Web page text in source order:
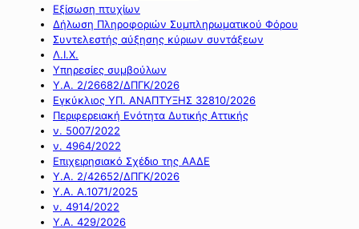
Εξίσωση πτυχίων
Δήλωση Πληροφοριών Συμπληρωματικού Φόρου
Συντελεστής αύξησης κύριων συντάξεων
Λ.Ι.Χ.
Υπηρεσίες συμβούλων
Υ.Α. 2/26682/ΔΠΓΚ/2026
Εγκύκλιος ΥΠ. ΑΝΑΠΤΥΞΗΣ 32810/2026
Περιφερειακή Ενότητα Δυτικής Αττικής
ν. 5007/2022
ν. 4964/2022
Επιχειρησιακό Σχέδιο της ΑΑΔΕ
Υ.Α. 2/42652/ΔΠΓΚ/2026
Υ.Α. Α.1071/2025
ν. 4914/2022
Υ.Α. 429/2026